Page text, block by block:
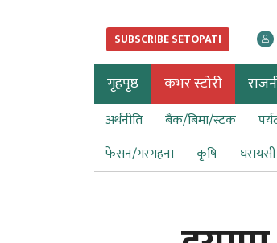
SUBSCRIBE SETOPATI
गृहपृष्ठ कभर स्टोरी
अर्थनीति बैंक/बिमा/स्टक
फेसन/गरगहना
कृषि